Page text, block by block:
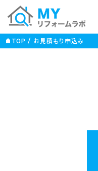
TOP お見積もり申込み